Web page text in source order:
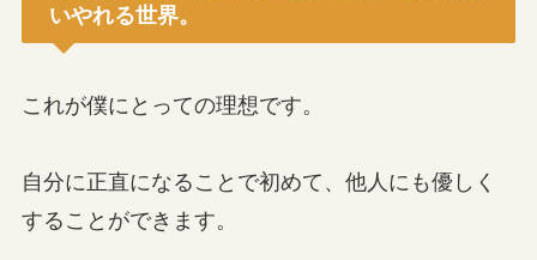
いやれる世界。
これが僕にとっての理想です。
自分に正直になることで初めて、他人にも優しく
することができます。